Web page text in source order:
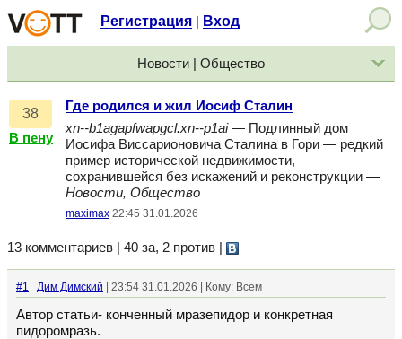
Регистрация Вход
Новости | Общество
38
В пену
Где родился и жил Иосиф Сталин
xn--b1agapfwapgcl.xn--p1ai— Подлинный дом
Иосифа Виссарионовича Сталина в Гори — редкий
пример исторической недвижимости,
сохранившейся без искажений и реконструкции —
Новости, Общество
maximax 22:45 31.01.2026
13 комментариев | 40 за, 2 против
#1 Дим Димский | 23:54 31.01.2026 | Кому: Всем
Автор статьи- конченный мразепидор и конкретная
пидоромразь.